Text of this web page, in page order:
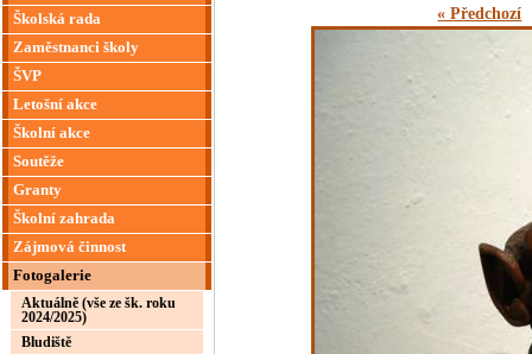
Školská rada
Zaměstnanci školy
ŠVP
Letošní akce
Školní akce
Soutěže
Granty
Školní zahrada
Zájmová činnost
Fotogalerie
Aktuálně (vše ze šk. roku
2024/2025)
Bludiště
« Předchozí